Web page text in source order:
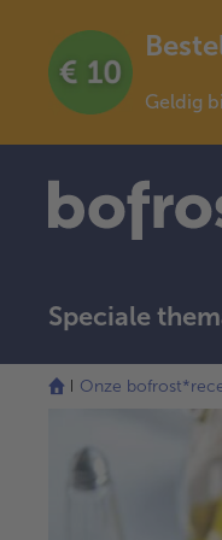
Geldig
Speciale
Onze